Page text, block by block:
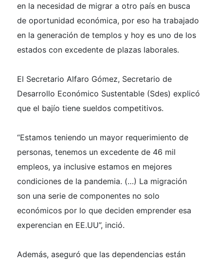
en la necesidad de migrar a otro país en busca
de oportunidad económica, por eso ha trabajado
en la generación de templos y hoy es uno de los
estados con excedente de plazas laborales.
El Secretario Alfaro Gómez, Secretario de
Desarrollo Económico Sustentable (Sdes) explicó
que el bajío tiene sueldos competitivos.
“Estamos teniendo un mayor requerimiento de
personas, tenemos un excedente de 46 mil
empleos, ya inclusive estamos en mejores
condiciones de la pandemia. (…) La migración
son una serie de componentes no solo
económicos por lo que deciden emprender esa
experencian en EE.UU”, inció.
Además, aseguró que las dependencias están